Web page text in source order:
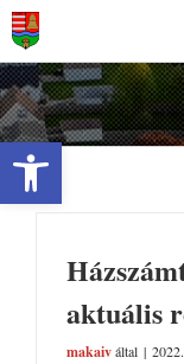
Eszköztár megnyitása
Kihagyás
aktuális
makaiváltal |